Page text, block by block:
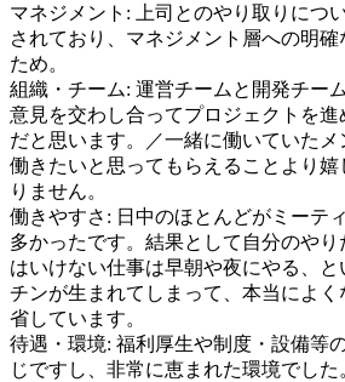
マネジメント :
上司とのやり取りにつ
されており、マネジメント層への明
ため。
組織・チーム: 運営チームと開発チー
意見を交わし合ってプロジェクトを
だと思います。／一緒に働いていた
働きたいと思ってもらえることより
りません。
働きやすさ : 日中のほとんどがミーテ
多かったです。結果として自分のや
はいけない仕事は早朝や夜にやる、
チンが生まれてしまって、本当によく
省しています。
待遇・環境: 福利厚生や制度・設備等
じですし、非常に恵まれた環境でした